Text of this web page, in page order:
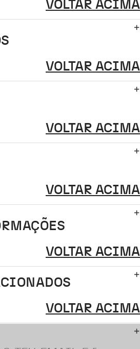
VOLTAR ACIMA
VOLTAR ACIMA
VOLTAR ACIMA
VOLTAR ACIMA
VOLTAR ACIMA
VOLTAR ACIMA